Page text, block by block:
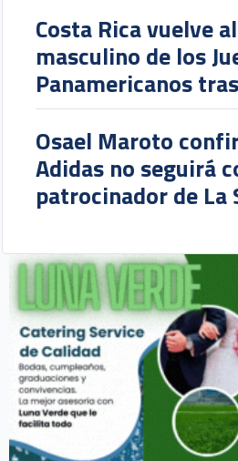
Costa Rica vuelve
masculino de los
Panamericanos
Osael Maroto
Adidas no seguirá
patrocinador de La